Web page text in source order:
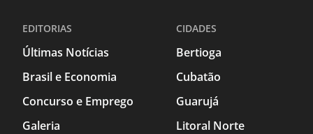
EDITORIAS
Últimas Notícias
Brasil e Economia
Concurso e Emprego
Galeria
CIDADES
Bertioga
Cubatão
Guarujá
Litoral Norte